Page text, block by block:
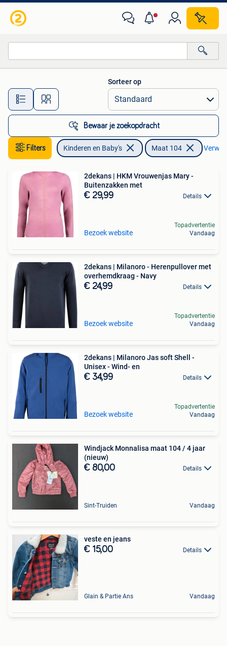
Alle afstanden…
Sorteer op
Bewaar je zoekopdracht
Filters Kinderen en Baby's Maat 104
2dekans | HKM Vrouwenjas Mary -
Buitenzakken met
€ 29,99 Details
Bezoek website
Topadvertentie
Vandaag
2dekans | Milanoro - Herenpullover met
overhemdkraag - Navy
€ 24,99 Details
Bezoek website
Topadvertentie
Vandaag
2dekans | Milanoro Jas soft Shell -
Unisex - Wind- en
€ 34,99 Details
Bezoek website
Topadvertentie
Vandaag
Windjack Monnalisa maat 104 / 4 jaar
(nieuw)
€ 80,00 Details
Sint-Truiden Vandaag
veste en jeans
€ 15,00 Details
Glain & Partie Ans Vandaag